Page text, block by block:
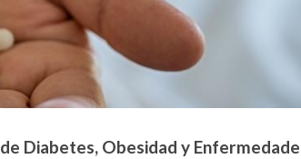
Diabetes, Obesidad y